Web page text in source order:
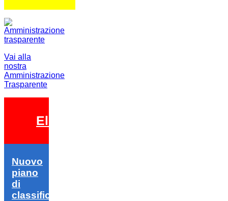
Vai alla
nostra
Amministrazione
Trasparente
Elezioni 2026
Nuovo
piano
di
classifica